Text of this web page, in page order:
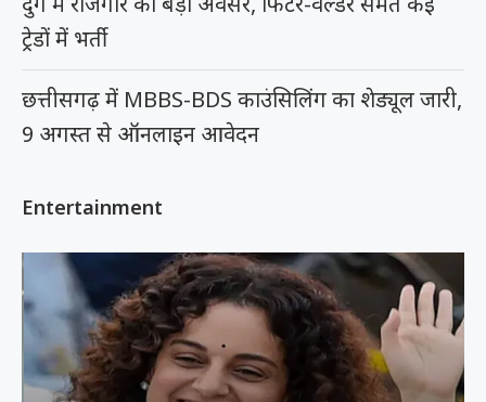
ट्रेडों में भर्ती
छत्तीसगढ़ में MBBS-BDS काउंसिलिंग का शेड्यूल जारी,
9 अगस्त से ऑनलाइन आवेदन
Entertainment